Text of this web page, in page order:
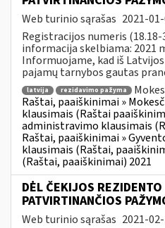
Web turinio sąrašas 2021-
Registracijos numeris (18.18-
informacija skelbiama: 2021
Informuojame, kad iš
pajamų tarnybos gautas
latvija rezidavimo pažyma
Raštai, paaiškinimai »
klausimais (Raštai
administravimo klausimais
Raštai, paaiškinimai »
klausimais (Raštai,
(Raštai, paaiškinimai) 2021
DĖL ČEKIJOS
PATVIRTINANČIOS
Web turinio sąrašas 2021-